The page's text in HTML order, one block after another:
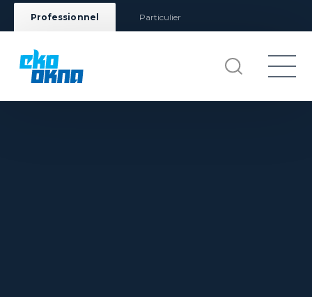
Professionnel Particulier